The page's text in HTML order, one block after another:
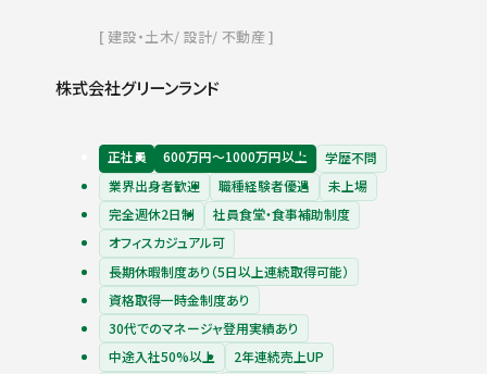
建設・土木 設計 不動産
株式会社グリーンランド
正社員 600万円〜1000万円以上
学歴不問
業界出身者歓迎
職種経験者優遇
未上場
完全週休2日制
社員食堂・食事補助制度
オフィスカジュアル可
長期休暇制度あり（5日以上連続取得可能）
資格取得一時金制度あり
30代でのマネージャ登用実績あり
中途入社50%以上
2年連続売上UP